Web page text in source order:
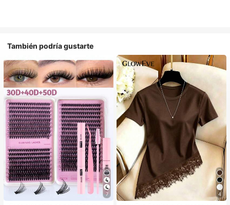
También podría gustarte
7 4